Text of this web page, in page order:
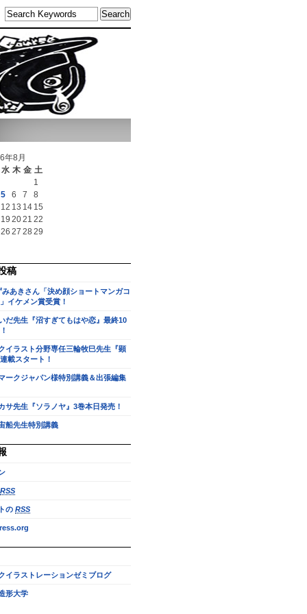
年8月
水 木 金 土
1
5 6 7
8
12 13 14 15
19 2021 22
26 27 28 29
稿
みあきさん「決め顔ショートマンガコ
イケメン賞受賞！
だ先生『沼すぎてもはや恋』最終10
イラスト分野専任三輪牧巳先生『顕
載スタート！
ークジャパン様特別講義＆出張編集
サ先生『ソラノヤ』3巻本日発売！
船先生特別講義
RSS
の RSS
イラストレーションゼミブログ
形大学